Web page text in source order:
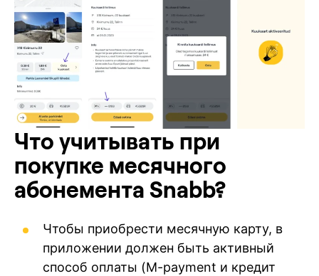
Что учитывать при
покупке месячного
абонемента Snabb?
Чтобы приобрести месячную карту, в
приложении должен быть активный
способ оплаты (M-payment и кредит